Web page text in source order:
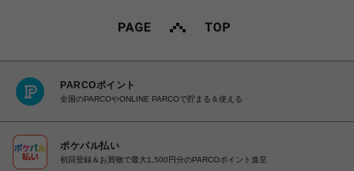
PARCOポイント
全国のPARCOやONLINE PARCOで貯まる＆使える
ポケパル払い
初回登録＆お買物で最大1,500円分のPARCOポイント進呈